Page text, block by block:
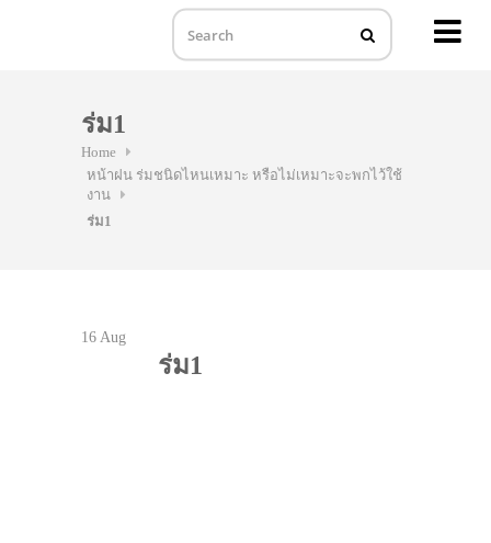
ร่ม1
Home
หน้าฝน ร่มชนิดไหนเหมาะ หรือไม่เหมาะจะพกไว้ใช้
งาน
ร่ม1
16 Aug
ร่ม1